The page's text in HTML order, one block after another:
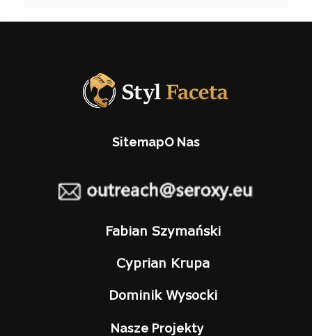
SitemapO Nas
Fabian Szymański
Cyprian Krupa
Dominik Wysocki
Nasze Projekty